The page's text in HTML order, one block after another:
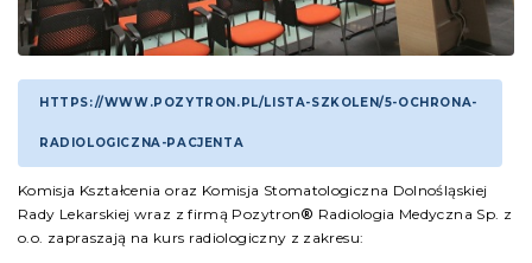
HTTPS://WWW.POZYTRON.PL/LISTA-SZKOLEN/5-OCHRONA-
RADIOLOGICZNA-PACJENTA
Komisja Kształcenia oraz Komisja Stomatologiczna Dolnośląskiej
Rady Lekarskiej wraz z firmą Pozytron® Radiologia Medyczna Sp. z
o.o. zapraszają na kurs radiologiczny z zakresu: